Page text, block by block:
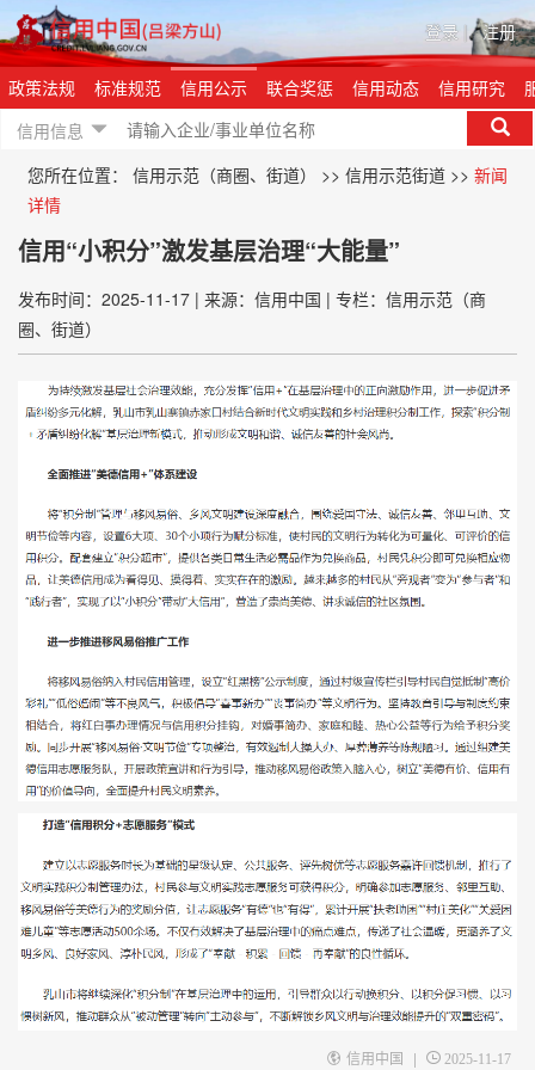
登录 | 注册
政策法规 标准规范 信用公示 联合奖惩 信用动态 信用研究
信用信息
您所在位置： 信用示范（商圈、街道） >> 信用示范街道 >> 新闻
详情
信用“小积分”激发基层治理“大能量”
发布时间：2025-11-17 | 来源：信用中国 | 专栏：信用示范（商
圈、街道）
信用中国 | 2025-11-17